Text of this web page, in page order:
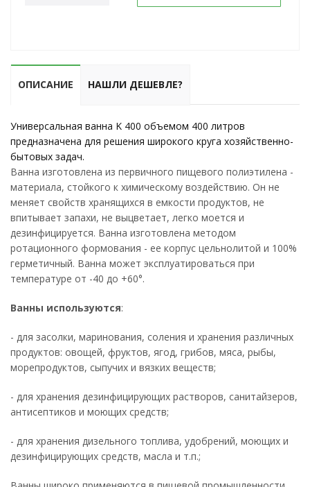
ОПИСАНИЕ НАШЛИ ДЕШЕВЛЕ?
Универсальная ванна K 400 объемом 400 литров
предназначена для решения широкого круга хозяйственно-
бытовых задач.
Ванна изготовлена из первичного пищевого полиэтилена -
материала, стойкого к химическому воздействию. Он не
меняет свойств хранящихся в емкости продуктов, не
впитывает запахи, не выцветает, легко моется и
дезинфицируется. Ванна изготовлена методом
ротационного формования - ее корпус цельнолитой и 100%
герметичный. Ванна может эксплуатироваться при
температуре от -40 до +60°.
Ванны используются:
- для засолки, маринования, соления и хранения различных
продуктов: овощей, фруктов, ягод, грибов, мяса, рыбы,
морепродуктов, сыпучих и вязких веществ;
- для хранения дезинфицирующих растворов, санитайзеров,
антисептиков и моющих средств;
- для хранения дизельного топлива, удобрений, моющих и
дезинфицирующих средств, масла и т.п.;